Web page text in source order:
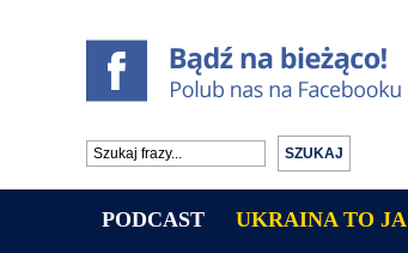
PODCAST UKRAINA TO JA